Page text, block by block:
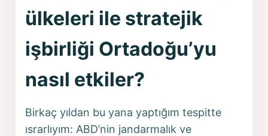
ülkeleri ile stratejik
işbirliği Ortadoğu’yu
nasıl etkiler?
Birkaç yıldan bu yana yaptığım tespitte
ısrarlıyım: ABD’nin jandarmalık ve